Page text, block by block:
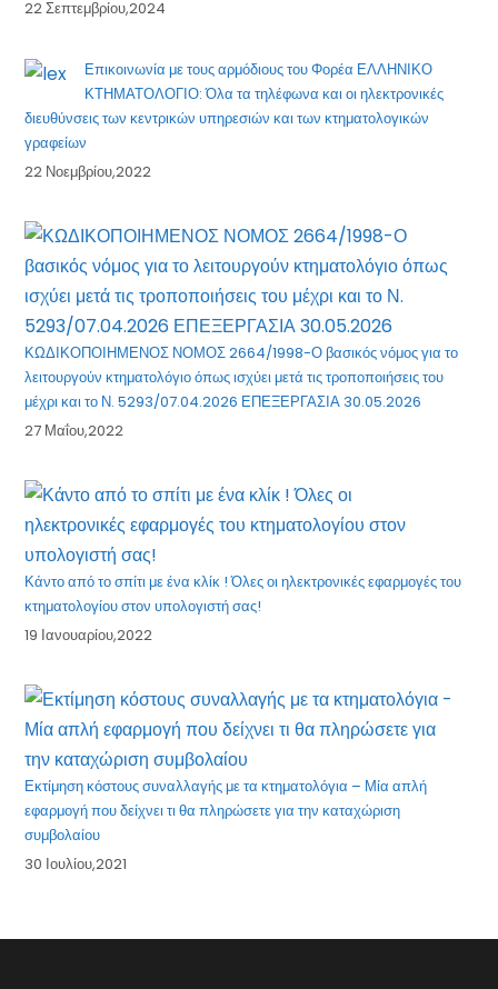
22 Σεπτεμβρίου,2024
Επικοινωνία με τους αρμόδιους του Φορέα ΕΛΛΗΝΙΚΟ
ΚΤΗΜΑΤΟΛΟΓΙΟ: Όλα τα τηλέφωνα και οι ηλεκτρονικές
διευθύνσεις των κεντρικών υπηρεσιών και των κτηματολογικών
γραφείων
22 Νοεμβρίου,2022
ΚΩΔΙΚΟΠΟΙΗΜΕΝΟΣ ΝΟΜΟΣ 2664/1998-Ο βασικός νόμος για το
λειτουργούν κτηματολόγιο όπως ισχύει μετά τις τροποποιήσεις του
μέχρι και το Ν. 5293/07.04.2026 ΕΠΕΞΕΡΓΑΣΙΑ 30.05.2026
27 Μαΐου,2022
Κάντο από το σπίτι με ένα κλίκ ! Όλες οι ηλεκτρονικές εφαρμογές του
κτηματολογίου στον υπολογιστή σας!
19 Ιανουαρίου,2022
Εκτίμηση κόστους συναλλαγής με τα κτηματολόγια – Μία απλή
εφαρμογή που δείχνει τι θα πληρώσετε για την καταχώριση
συμβολαίου
30 Ιουλίου,2021